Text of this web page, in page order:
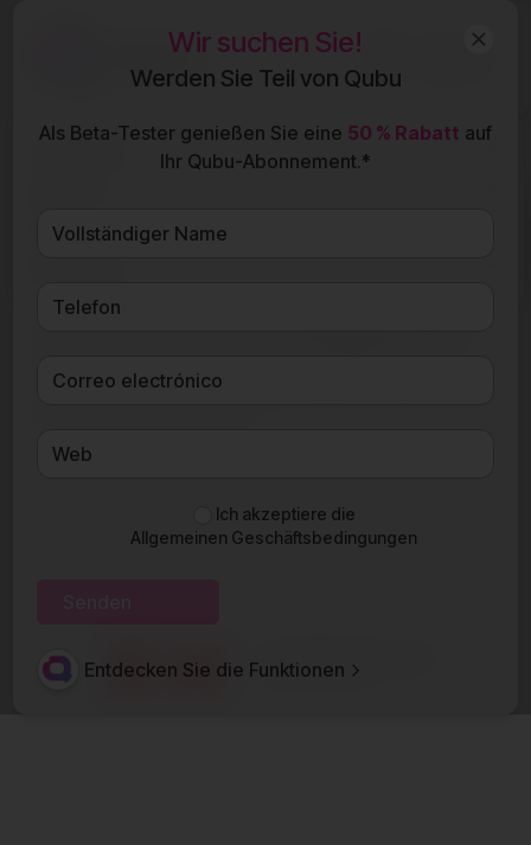
PreiseErfolgsgeschichten
Selbstständige ihre Angebotsprozesse mit
professionelle Erscheinungsbild verbessert und
Wir suchen Sie!
Werden Sie Teil von Qubu
Als Beta-Tester genießen Sie eine 50 % Rabatt auf
Ihr Qubu-Abonnement.*
Ich akzeptiere die
Allgemeinen Geschäftsbedingungen
Entdecken Sie die Funktionen